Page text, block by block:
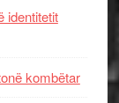
identitetit
kombëtar